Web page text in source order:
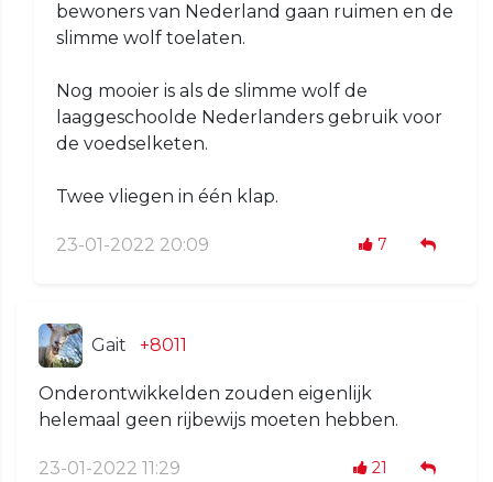
bewoners van Nederland gaan ruimen en de
slimme wolf toelaten.
Nog mooier is als de slimme wolf de
laaggeschoolde Nederlanders gebruik voor
de voedselketen.
Twee vliegen in één klap.
23-01-2022 20:09 7
Gait +8011
Onderontwikkelden zouden eigenlijk
helemaal geen rijbewijs moeten hebben.
23-01-2022 11:29 21